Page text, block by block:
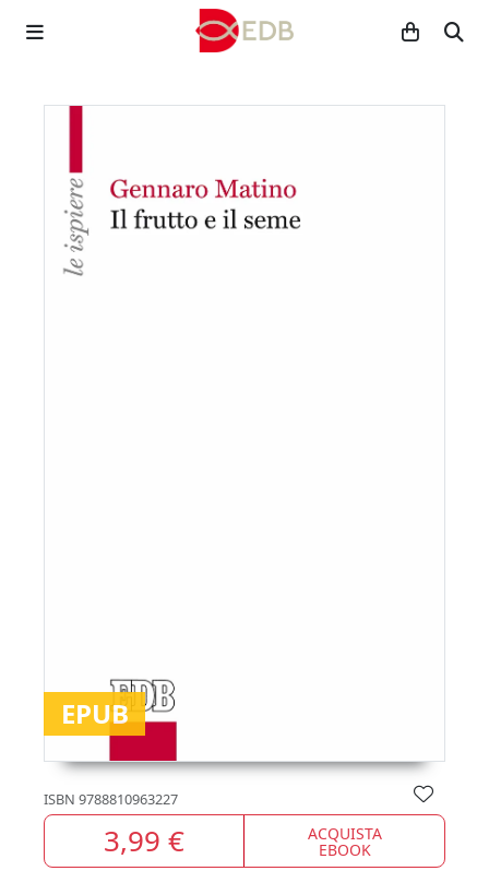
EPUB
ISBN 9788810963227
3,99 € ACQUISTA
EBOOK